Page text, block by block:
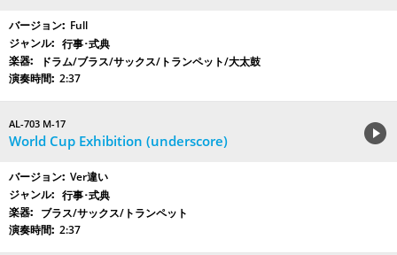
Full
行事･式典
ドラム/ブラス/サックス/トランペット/大太鼓
2:37
AL-703 M-17
World Cup Exhibition (underscore)
Ver違い
行事･式典
ブラス/サックス/トランペット
2:37